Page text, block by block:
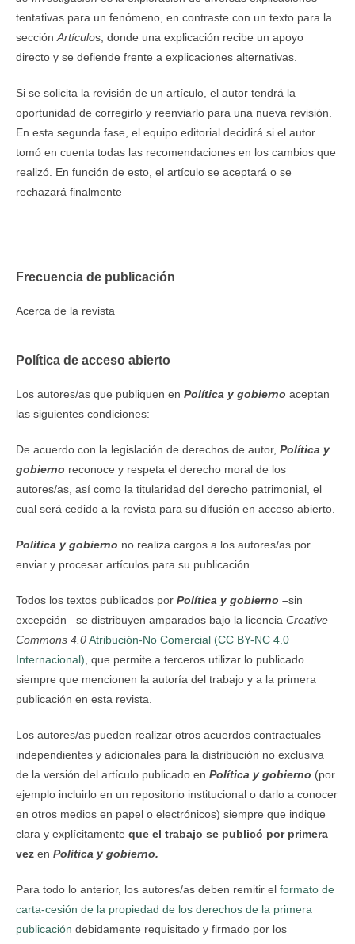
tentativas para un fenómeno, en contraste con un texto para la
sección Artículos, donde una explicación recibe un apoyo
directo y se defiende frente a explicaciones alternativas.
Si se solicita la revisión de un artículo, el autor tendrá la
oportunidad de corregirlo y reenviarlo para una nueva revisión.
En esta segunda fase, el equipo editorial decidirá si el autor
tomó en cuenta todas las recomendaciones en los cambios que
realizó. En función de esto, el artículo se aceptará o se
rechazará finalmente
Frecuencia de publicación
Acerca de la revista
Política de acceso abierto
Los autores/as que publiquen en Política y gobierno aceptan
las siguientes condiciones:
De acuerdo con la legislación de derechos de autor, Política y
gobierno reconoce y respeta el derecho moral de los
autores/as, así como la titularidad del derecho patrimonial, el
cual será cedido a la revista para su difusión en acceso abierto.
Política y gobierno no realiza cargos a los autores/as por
enviar y procesar artículos para su publicación.
Todos los textos publicados por Política y gobierno –sin
excepción– se distribuyen amparados bajo la licencia Creative
Commons 4.0Atribución-No Comercial (CC BY-NC 4.0
Internacional) , que permite a terceros utilizar lo publicado
siempre que mencionen la autoría del trabajo y a la primera
publicación en esta revista.
Los autores/as pueden realizar otros acuerdos contractuales
independientes y adicionales para la distribución no exclusiva
de la versión del artículo publicado en Política y gobierno (por
ejemplo incluirlo en un repositorio institucional o darlo a conocer
en otros medios en papel o electrónicos) siempre que indique
clara y explícitamente que el trabajo se publicó por primera
vez en Política y gobierno.
Para todo lo anterior, los autores/as deben remitir el formato de
carta-cesión de la propiedad de los derechos de la primera
publicación debidamente requisitado y firmado por los